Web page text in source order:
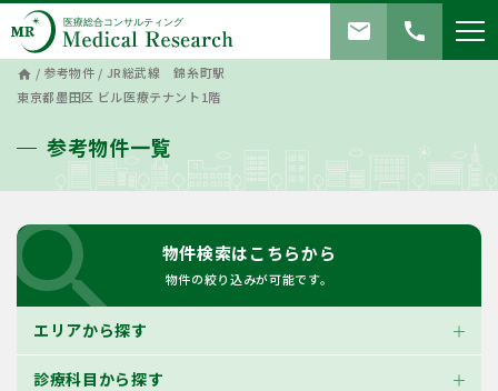
call
mail
home / 参考物件 / JR総武線 錦糸町駅
東京都墨田区 ビル医療テナント1階
参考物件一覧
物件検索はこちらから
物件の絞り込みが可能です。
エリアから探す
診療科目から探す